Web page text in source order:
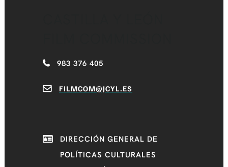
983 376 405
FILMCOM@JCYL.ES
DIRECCIÓN GENERAL DE
POLÍTICAS CULTURALES